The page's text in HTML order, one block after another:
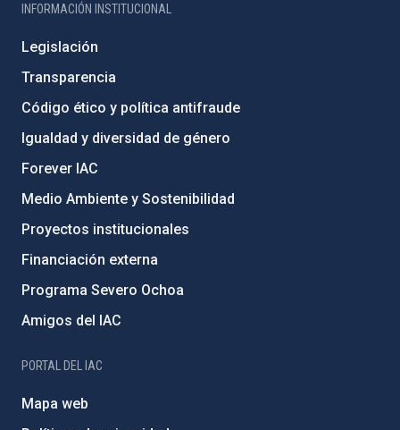
INFORMACIÓN INSTITUCIONAL
Legislación
Transparencia
Código ético y política antifraude
Igualdad y diversidad de género
Forever IAC
Medio Ambiente y Sostenibilidad
Proyectos institucionales
Financiación externa
Programa Severo Ochoa
Amigos del IAC
PORTAL DEL IAC
Mapa web